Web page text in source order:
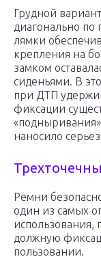
Грудной
диагонально по
лямки
крепления на
замком
сиденьями. В
при ДТП
фиксации
наносило
Ремни
один из самых
использования,
должную
пользовании.